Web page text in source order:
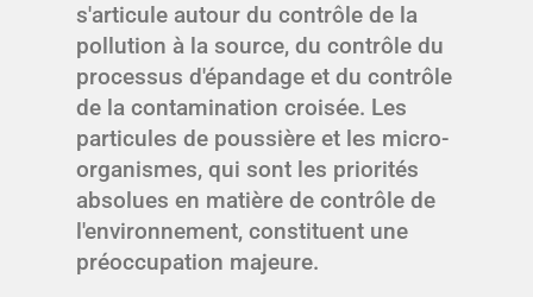
s'articule autour du contrôle de la
pollution à la source, du contrôle du
processus d'épandage et du contrôle
de la contamination croisée. Les
particules de poussière et les micro-
organismes, qui sont les priorités
absolues en matière de contrôle de
l'environnement, constituent une
préoccupation majeure.